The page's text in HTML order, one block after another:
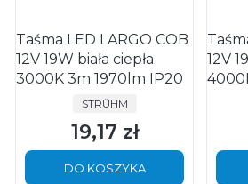
Taśma LED LARGO COB
12V 19W biała ciepła
3000K 3m 1970lm IP20
PRODUCENT
STRÜHM
Cena
19,17 zł
DO KOSZYKA
12V